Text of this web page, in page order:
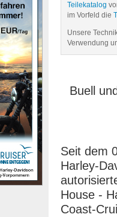
Teilekatalog
im Vorfeld die
Unsere
Verwendung
Buell
Seit dem
Harley-
House -
Coast-